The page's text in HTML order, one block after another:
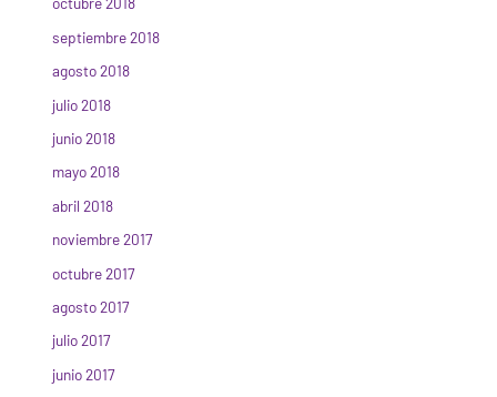
septiembre 2018
agosto 2018
julio 2018
junio 2018
mayo 2018
abril 2018
noviembre 2017
octubre 2017
agosto 2017
julio 2017
junio 2017